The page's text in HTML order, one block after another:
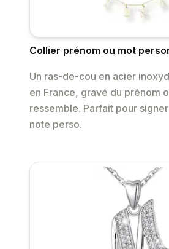
Collier prénom ou mot
Un ras-de-cou en acier
en France, gravé du prénom
ressemble. Parfait pour signer
note perso.